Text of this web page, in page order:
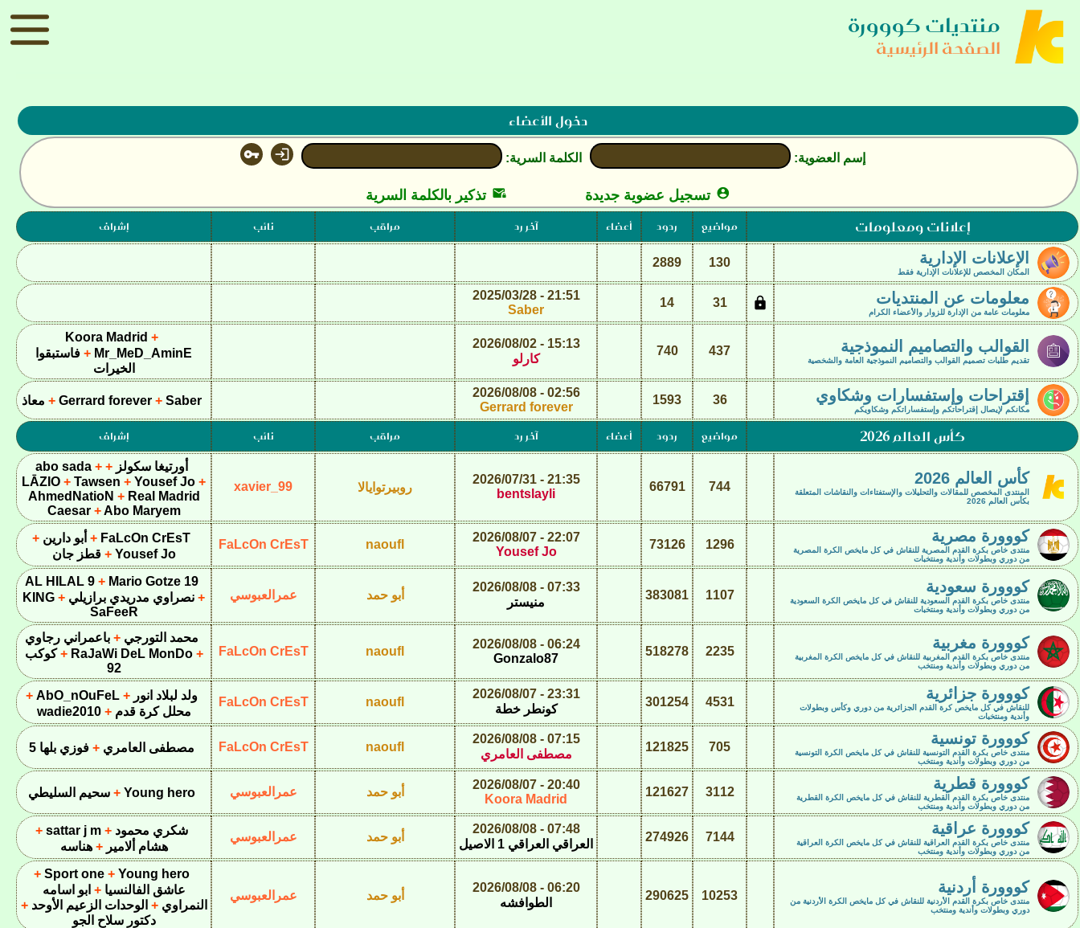
منتديات كووورة
الصفحة الرئيسية
دخول الأعضاء
إسم العضوية: الكلمة السرية: 

 تسجيل عضوية جديدة  تذكير بالكلمة السرية
إعلانات ومعلومات مواضيع ردود أعضاء آخر رد مراقب نائب إشراف
الإعلانات الإدارية
المكان المخصص للإعلانات الإدارية فقط
130
2889
معلومات عن المنتديات
معلومات عامة من الإدارة للزوار والأعضاء الكرام

31
14
21:51 - 2025/03/28
Saber
القوالب والتصاميم النموذجية
تقديم طلبات تصميم القوالب والتصاميم النموذجية العامة والشخصية
437
740
15:13 - 2026/08/02
كارلو
Koora Madrid
Mr_MeD_AminE
فاستبقوا
الخيرات
إقتراحات وإستفسارات وشكاوي
مكانكم لإيصال إقتراحاتكم وإستفساراتكم وشكاويكم
36
1593
02:56 - 2026/08/08
Gerrard forever
Gerrard forever Saber معاذ
كأس العالم 2026 مواضيع ردود أعضاء آخر رد مراقب نائب إشراف
كأس العالم 2026
المنتدى المخصص للمقالات والتحليلات والإستفتاءات والنقاشات المتعلقة
بكأس العالم 2026
744
66791
21:35 - 2026/07/31
bentslayli
روبيرتوايالا xavier_99
أورتيغا سكولز
abo sada
LĀZIO
Tawsen
Yousef Jo
AhmedNatioN
Real Madrid
Caesar
Abo Maryem
كووورة مصرية
منتدى خاص بكرة القدم المصرية للنقاش في كل مايخص الكرة المصرية
من دوري وبطولات وأندية ومنتخبات
1296
73126
22:07 - 2026/08/07
Yousef Jo
naoufl
FaLcOn CrEsT
FaLcOn CrEsT
أبو دارين
Yousef Jo
قطز جان
كووورة سعودية
منتدى خاص بكرة القدم السعودية للنقاش في كل مايخص الكرة السعودية
من دوري وبطولات وأندية ومنتخبات
1107
383081
07:33 - 2026/08/08
منيستر
أبو حمد عمرالعبوسي
AL HILAL 9
Mario Gotze 19
نصراوي مدريدي برازيلي
KING
SaFeeR
كووورة مغربية
منتدى خاص بكرة القدم المغربية للنقاش في كل مايخص الكرة المغربية
من دوري وبطولات وأندية ومنتخب
2235
518278
06:24 - 2026/08/08
Gonzalo87
naoufl
FaLcOn CrEsT
محمد التورجي
باعمراني رجاوي
RaJaWi DeL MonDo
كوكب
92
كووورة جزائرية
للنقاش في كل مايخص كرة القدم الجزائرية من دوري وكأس وبطولات
وأندية ومنتخبات
4531
301254
23:31 - 2026/08/07
كونطر خطة
naoufl
FaLcOn CrEsT ولد لبلاد انور
AbO_nOuFeL
محلل كرة قدم
wadie2010
كووورة تونسية
منتدى خاص بكرة القدم التونسية للنقاش في كل مايخص الكرة التونسية
من دوري وبطولات وأندية ومنتخب
705
121825
07:15 - 2026/08/08
مصطفى العامري
naoufl
FaLcOn CrEsT مصطفى العامري فوزي بلها 5
كووورة قطرية
منتدى خاص بكرة القدم القطرية للنقاش في كل مايخص الكرة القطرية
من دوري وبطولات وأندية ومنتخب
3112
121627
20:40 - 2026/08/07
Koora Madrid
أبو حمد عمرالعبوسي Young hero سحيم السليطي
كووورة عراقية
منتدى خاص بكرة القدم العراقية للنقاش في كل مايخص الكرة العراقية
من دوري وبطولات وأندية ومنتخب
7144
274926
07:48 - 2026/08/08
العراقي العراقي 1 الاصيل
أبو حمد عمرالعبوسي شكري محمود
sattar j m
هشام ألامير
هناسه
كووورة أردنية
منتدى خاص بكرة القدم الأردنية للنقاش في كل مايخص الكرة الأردنية من
دوري وبطولات وأندية ومنتخب
10253
290625
06:20 - 2026/08/08
الطوافشه
أبو حمد عمرالعبوسي
Sport one
Young hero
عاشق الفالنسيا
ابو اسامه
النمراوي
الوحدات الزعيم الأوحد
دكتور سلاح الجو